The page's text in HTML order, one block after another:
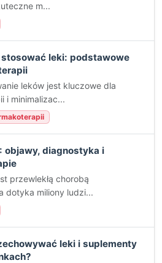
m...
leki: podstawowe
leków jest kluczowe dla
i minimalizac...
objawy, diagnostyka i
przewlekłą chorobą
dotyka miliony ludzi...
leki i suplementy